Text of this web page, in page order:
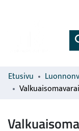
Etusivu